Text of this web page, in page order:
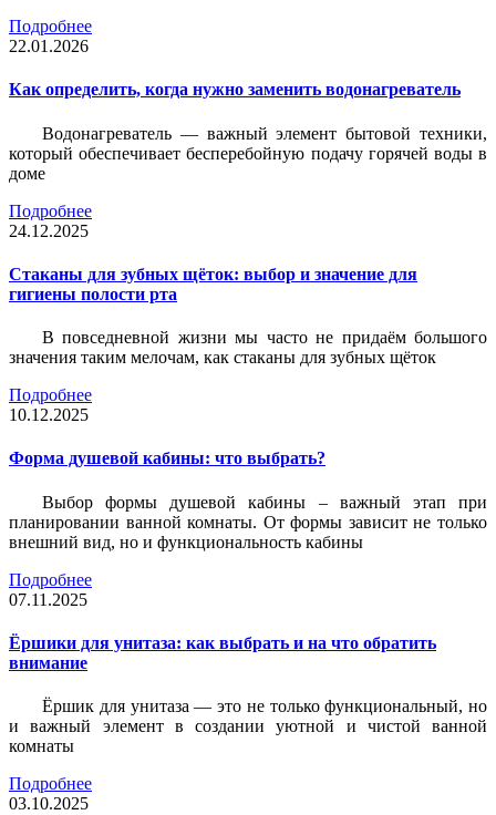
Подробнее
22.01.2026
Как определить, когда нужно заменить водонагреватель
Водонагреватель — важный элемент бытовой техники,
который обеспечивает бесперебойную подачу горячей воды в
доме
Подробнее
24.12.2025
Стаканы для зубных щёток: выбор и значение для
гигиены полости рта
В повседневной жизни мы часто не придаём большого
значения таким мелочам, как стаканы для зубных щёток
Подробнее
10.12.2025
Форма душевой кабины: что выбрать?
Выбор формы душевой кабины – важный этап при
планировании ванной комнаты. От формы зависит не только
внешний вид, но и функциональность кабины
Подробнее
07.11.2025
Ёршики для унитаза: как выбрать и на что обратить
внимание
Ёршик для унитаза — это не только функциональный, но
и важный элемент в создании уютной и чистой ванной
комнаты
Подробнее
03.10.2025